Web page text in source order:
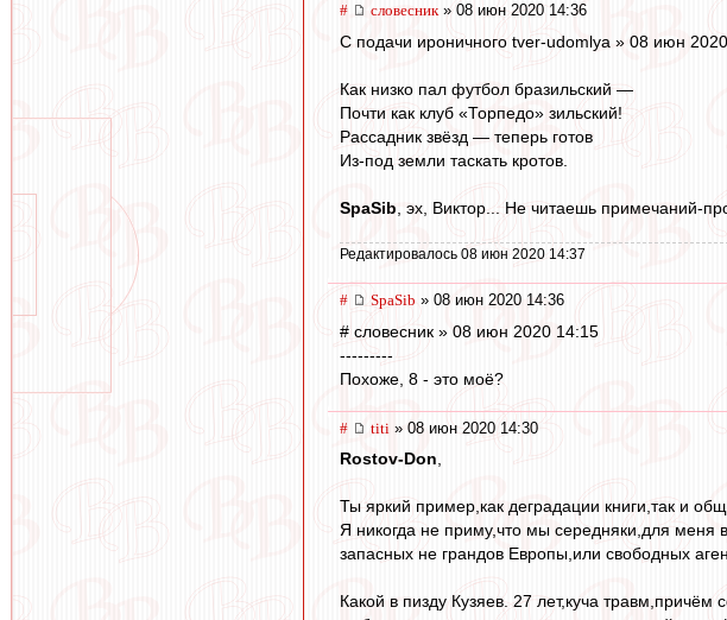
# словесник» 08 июн 2020 14:36
С подачи ироничного tver-udomlya » 08 июн
Как низко пал футбол бразильский —
Почти как клуб «Торпедо» зильский!
Рассадник звёзд — теперь готов
Из-под земли таскать кротов.
SpaSib , эх, Виктор... Не читаешь примечаний-
Редактировалось 08 июн 2020 14:37
# SpaSib » 08 июн 2020 14:36
# словесник » 08 июн 2020 14:15
---------
Похоже, 8 - это моё?
# titi » 08 июн 2020 14:30
Rostov-Don,
Ты яркий пример,как деградации книги,так и
Я никогда не приму,что мы середняки,для меня
запасных не грандов Европы,или свободных
Какой в пизду Кузяев. 27 лет,куча травм,причём